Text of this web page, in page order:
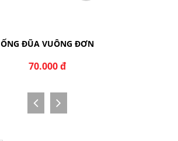
ỐNG ĐŨA VUÔNG ĐƠN
70.000 đ